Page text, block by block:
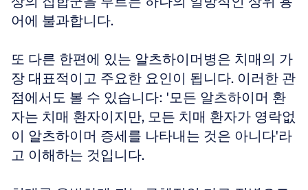
어에 불과합니다.
또 다른 한편에 있는 알츠하이머병은 치매의 가
장 대표적이고 주요한 요인이 됩니다. 이러한 관
점에서도 볼 수 있습니다: '모든 알츠하이머 환
자는 치매 환자이지만, 모든 치매 환자가 영락없
이 알츠하이머 증세를 나타내는 것은 아니다'라
고 이해하는 것입니다.